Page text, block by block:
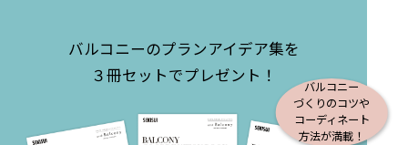
バルコニーのプランアイデア集を
３冊セットでプレゼント！
バルコニー
づくりのコツや
コーディネート
方法が満載！